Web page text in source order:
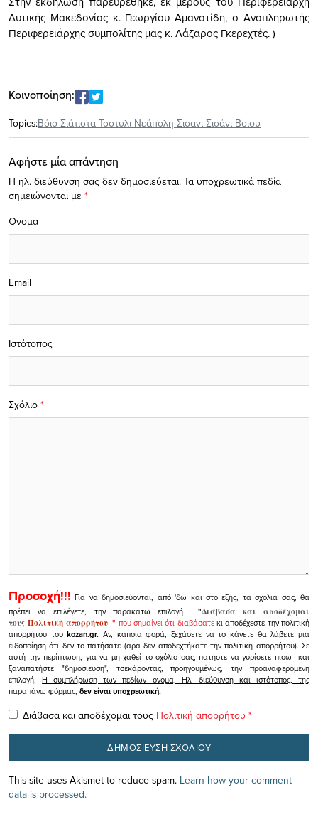
Δυτικής Μακεδονίας κ. Γεωργίου Αμανατίδη, ο Αναπληρωτής
Περιφερειάρχης συμπολίτης μας κ. Λάζαρος Γκερεχτές. )
Κοινοποίηση:
Topics:Βόιο Σιάτιστα Τσοτυλι Νεάπολη Σισανι Σισάνι Βοιου
Αφήστε μία απάντηση
Η ηλ. διεύθυνση σας δεν δημοσιεύεται. Τα υποχρεωτικά πεδία
σημειώνονται με *
Σχόλιο *
Όνομα
Email
Ιστότοπος
Προσοχή!!! Για να δημοσιεύονται, από 'δω και στο εξής, τα σχόλιά σας, θα
πρέπει να επιλέγετε, την παρακάτω επιλογή
"Διάβασα και αποδέχομαι
τουςΠολιτική απορρήτου" που σημαίνει ότι διαβάσατεκι αποδέχεστε την πολιτική
απορρήτου τουkozan.gr. Αν, κάποια φορά, ξεχάσετε να το κάνετε θα λάβετε μια
ειδοποίηση ότι δεν το πατήσατε (αρα δεν αποδεχτήκατε την πολιτική απορρήτου). Σε
αυτή την περίπτωση, για να μη χαθεί το σχόλιο σας, πατήστε να γυρίσετε πίσω και
ξαναπατήστε "δημοσίευση", τσεκάροντας, προηγουμένως, την προαναφερόμενη
επιλογή.Η συμπλήρωση των πεδίων όνομα, Ηλ. διεύθυνση και ιστότοπος, της
παραπάνω φόρμας, δεν είναι υποχρεωτική.
Διάβασα και αποδέχομαι τους Πολιτική απορρήτου *
This site uses Akismet to reduce spam. Learn how your comment
data is processed.